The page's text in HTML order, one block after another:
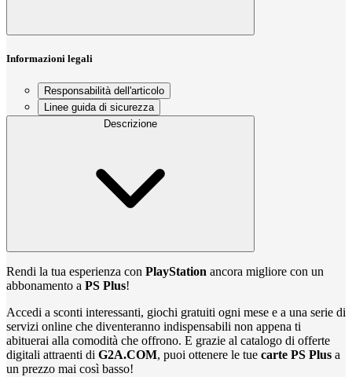
Informazioni legali
Responsabilità dell'articolo
Linee guida di sicurezza
Descrizione
Rendi la tua esperienza con PlayStation ancora migliore con un
abbonamento a PS Plus!
Accedi a sconti interessanti, giochi gratuiti ogni mese e a una serie di
servizi online che diventeranno indispensabili non appena ti
abituerai alla comodità che offrono. E grazie al catalogo di offerte
digitali attraenti di G2A.COM, puoi ottenere le tue carte PS Plus a
un prezzo mai così basso!